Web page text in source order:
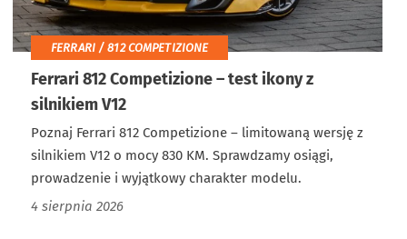
FERRARI / 812 COMPETIZIONE
Ferrari 812 Competizione – test ikony z
silnikiem V12
Poznaj Ferrari 812 Competizione – limitowaną wersję z
silnikiem V12 o mocy 830 KM. Sprawdzamy osiągi,
prowadzenie i wyjątkowy charakter modelu.
4 sierpnia 2026